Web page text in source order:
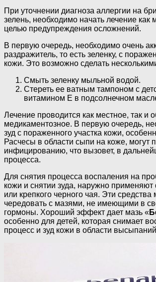
При уточнении диагноза аллергии на
зелень, необходимо начать лечение
целью предупреждения осложнений.
В первую очередь, необходимо очень
раздражитель, то есть зеленку, с
кожи. Это возможно сделать
Смыть зеленку мыльной водой.
Стереть ее ватным тампоном с
витамином E в подсолнечном
Лечение проводится как местное, так и
медикаментозное. В первую очередь,
зуд с пораженного участка кожи,
Расчесы в области сыпи на коже, могут
инфицированию, что вызовет, в
процесса.
Для снятия процесса воспаления на
кожи и снятии зуда, наружно
или крепкого черного чая. Эти
чередовать с мазями, не имеющими в
гормоны. Хороший эффект дает мазь «
особенно для детей, которая снимает
процесс и зуд кожи в области